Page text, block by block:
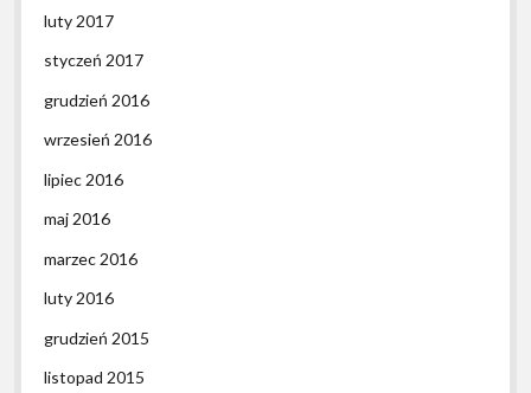
luty 2017
styczeń 2017
grudzień 2016
wrzesień 2016
lipiec 2016
maj 2016
marzec 2016
luty 2016
grudzień 2015
listopad 2015